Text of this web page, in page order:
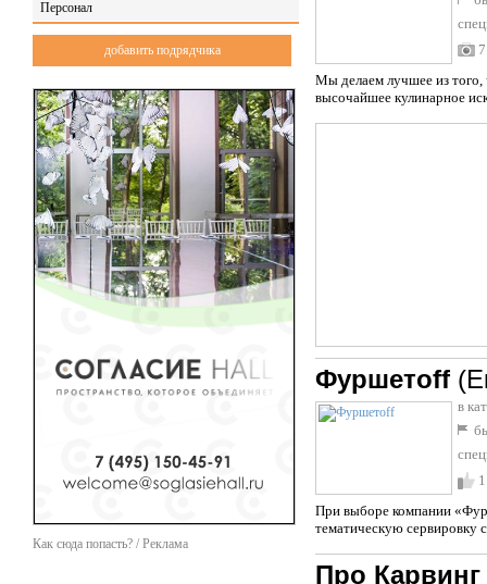
Персонал
добавить подрядчика
Как сюда попасть? / Реклама
7
Мы делаем лучшее из того,
высочайшее кулинарное
Фуршетоff
в
1
При выборе компании
тематическую сервировку
Про Карвинг